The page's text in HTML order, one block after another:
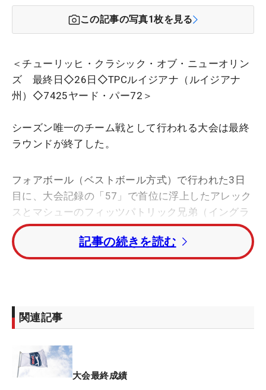
この記事の写真1枚を見る
＜チューリッヒ・クラシック・オブ・ニューオリン
ズ 最終日◇26日◇TPCルイジアナ（ルイジアナ
州）◇7425ヤード・パー72＞
シーズン唯一のチーム戦として行われる大会は最終
ラウンドが終了した。
フォアボール（ベストボール方式）で行われた3日
目に、大会記録の「57」で首位に浮上したアレック
スとマシューのフィッツパトリック兄弟（イングラ
ンド）が、フォアサム（オルタネートショット方
式）の最終日も「71」と伸ばし、トータル31アンダ
ーで優勝した。
トファー・ヴェンチュラのノルウェーコンビと、ア
レックス・スモーリー、ヘイデン・スプリンガーの
ウィリアム・モウ（米国）とペアを組んだ金谷拓実
記事の続きを読む
関連記事
大会最終成績